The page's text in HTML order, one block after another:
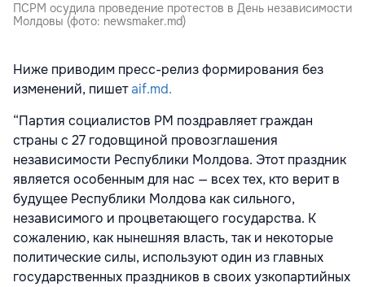
ПСРМ осудила проведение протестов в День независимости
Молдовы (фото: newsmaker.md)
Ниже приводим пресс-релиз формирования без
изменений, пишетaif.md.
“Партия социалистов РМ поздравляет граждан
страны с 27 годовщиной провозглашения
независимости Республики Молдова. Этот праздник
является особенным для нас — всех тех, кто верит в
будущее Республики Молдова как сильного,
независимого и процветающего государства. К
сожалению, как нынешняя власть, так и некоторые
политические силы, используют один из главных
государственных праздников в своих узкопартийных